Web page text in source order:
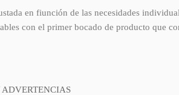
en fiunción de las necesidades
con el primer bocado de producto que
ADVERTENCIAS